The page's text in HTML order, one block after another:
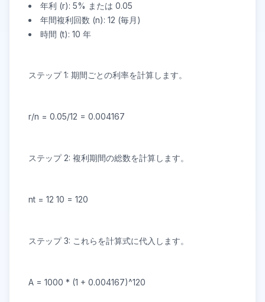
年利 (r): 5% または 0.05
年間複利回数 (n): 12 (毎月)
時間 (t): 10 年
ステップ 1: 期間ごとの利率を計算します。
r/n = 0.05/12 = 0.004167
ステップ 2: 複利期間の総数を計算します。
nt = 12 10 = 120
ステップ 3: これらを計算式に代入します。
A = 1000 * (1 + 0.004167)^120